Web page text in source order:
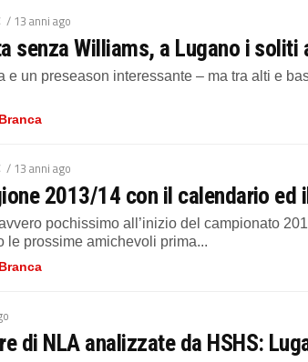
/ 13 anni ago
senza Williams, a Lugano i soliti
e un preseason interessante – ma tra alti e
/ 13 anni ago
2013/14 con il calendario ed
pochissimo all’inizio del campionato
le prossime amichevoli prima...
di NLA analizzate da HSHS: